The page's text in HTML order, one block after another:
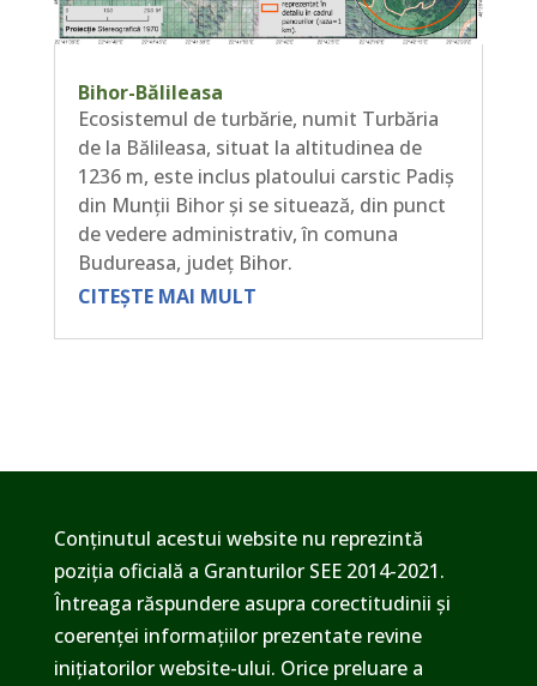
Bihor-Bălileasa
Ecosistemul de turbărie, numit Turbăria
de la Bălileasa, situat la altitudinea de
1236 m, este inclus platoului carstic Padiș
din Munții Bihor și se situează, din punct
de vedere administrativ, în comuna
Budureasa, județ Bihor.
CITEȘTE MAI MULT
Conținutul acestui website nu reprezintă
poziția oficială a Granturilor SEE 2014-2021.
Întreaga răspundere asupra corectitudinii și
coerenței informațiilor prezentate revine
inițiatorilor website-ului. Orice preluare a